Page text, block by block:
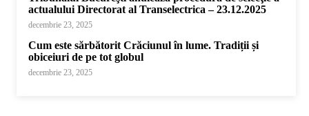
actualului Directorat al Transelectrica – 23.12.2025
decembrie 23, 2025
Cum este sărbătorit Crăciunul în lume. Tradiții și
obiceiuri de pe tot globul
decembrie 23, 2025